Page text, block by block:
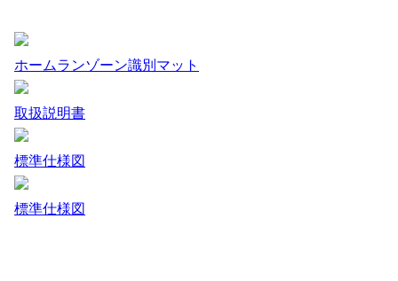
ホームランゾーン識別マット
取扱説明書
標準仕様図
標準仕様図